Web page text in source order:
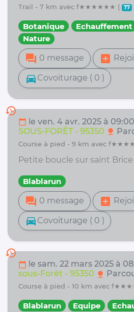
trail - 7 km avec f★★★★★★ ( 77
Botanique Echauffement
Nature
forum 0 message add_box
directions_car Covoiturage ( 0 )
history
calendar_today le ven. 4 avr. 2025 à 09:00
SOUS-FORÊT - 95350 nature
course à pied - 9 km avec
Petite boucle sur saint
Blablarun
forum 0 message add_box
directions_car Covoiturage ( 0 )
history
calendar_today le sam. 22 mars 2025 à
sous-Forêt - 95350 nature
course à pied - 10 km avec
Blablarun Equipe